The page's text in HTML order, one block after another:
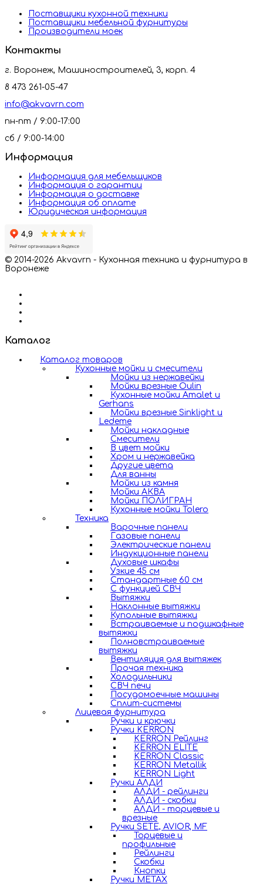
Поставщики кухонной техники
Поставщики мебельной фурнитуры
Производители моек
Контакты
г. Воронеж, Машиностроителей, 3, корп. 4
8 473 261-05-47
info@akvavrn.com
пн-пт / 9:00-17:00
сб / 9:00-14:00
Информация
Информация для мебельщиков
Информация о гарантии
Информация о доставке
Информация об оплате
Юридическая информация
© 2014-2026 Akvavrn - Кухонная техника и фурнитура в
Воронеже
Каталог
Каталог товаров
Кухонные мойки и смесители
Мойки из нержавейки
Мойки врезные Oulin
Кухонные мойки Amalet и
Gerhans
Мойки врезные Sinklight и
Ledeme
Мойки накладные
Смесители
В цвет мойки
Хром и нержавейка
Другие цвета
Для ванны
Мойки из камня
Мойки АКВА
Мойки ПОЛИГРАН
Кухонные мойки Tolero
Техника
Варочные панели
Газовые панели
Электрические панели
Индукционные панели
Духовые шкафы
Узкие 45 см
Стандартные 60 см
С функцией СВЧ
Вытяжки
Наклонные вытяжки
Купольные вытяжки
Встраиваемые и подшкафные
вытяжки
Полновстраиваемые
вытяжки
Вентиляция для вытяжек
Прочая техника
Холодильники
СВЧ печи
Посудомоечные машины
Сплит-системы
Лицевая фурнитура
Ручки и крючки
Ручки KERRON
KERRON Рейлинг
KERRON ELITE
KERRON Classic
KERRON Metallik
KERRON Light
Ручки АЛДИ
АЛДИ - рейлинги
АЛДИ - скобки
АЛДИ - торцевые и
врезные
Ручки SETE, AVIOR, MF
Торцевые и
профильные
Рейлинги
Скобки
Кнопки
Ручки METAX